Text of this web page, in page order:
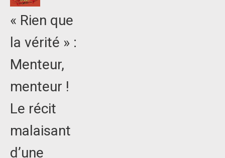
« Rien que
la vérité » :
Menteur,
menteur !
Le récit
malaisant
d’une